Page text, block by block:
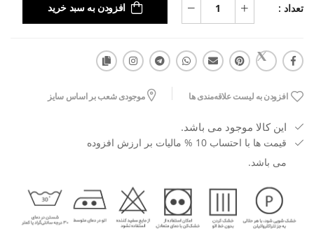
تعداد : افزودن به سبد خرید
افزودن به لیست علاقه‌مندی ها موجودی شعب بر اساس سایز
این کالا موجود می باشد.
قیمت ها با احتساب 10 % مالیات بر ارزش افزوده
می باشد.